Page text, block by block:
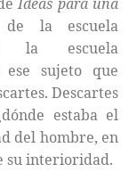
la escuela
la escuela
ese sujeto que
Descartes
estaba el
del hombre, en
su interioridad.